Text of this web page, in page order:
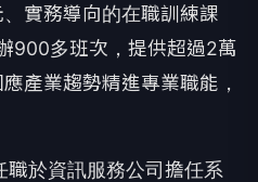
實務導向的在職訓練課
900多班次，提供超過2萬
產業趨勢精進專業職能，
於資訊服務公司擔任系